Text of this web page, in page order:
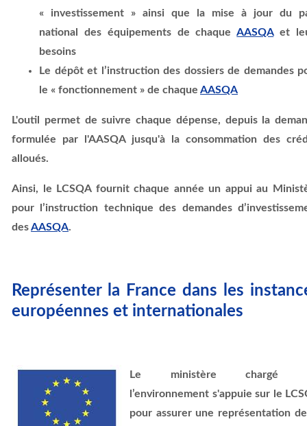
« investissement » ainsi que la mise à jour du
national des équipements de chaqueAASQAet
besoins
Le dépôt et l’instruction des dossiers de demandes
le « fonctionnement » de chaque AASQA
L'outil permet de suivre chaque dépense, depuis la
formulée par l'AASQA jusqu'à la consommation des
alloués.
Ainsi, le LCSQA fournit chaque année un appui au
pour l’instruction technique des demandes
desAASQA.
Représenter la France dans les
européennes et internationales
Le ministère chargé
l’environnement s'appuie sur le
pour assurer une représentation